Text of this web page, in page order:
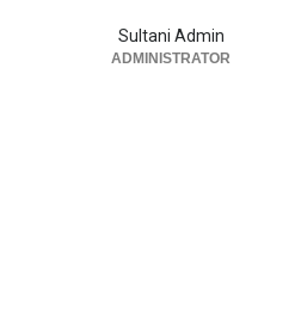
Sultani Admin
ADMINISTRATOR